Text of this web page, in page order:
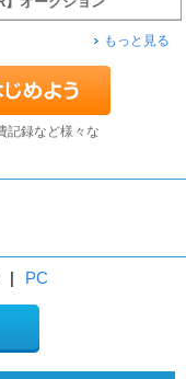
もっと見る
記録など様々な
| PC